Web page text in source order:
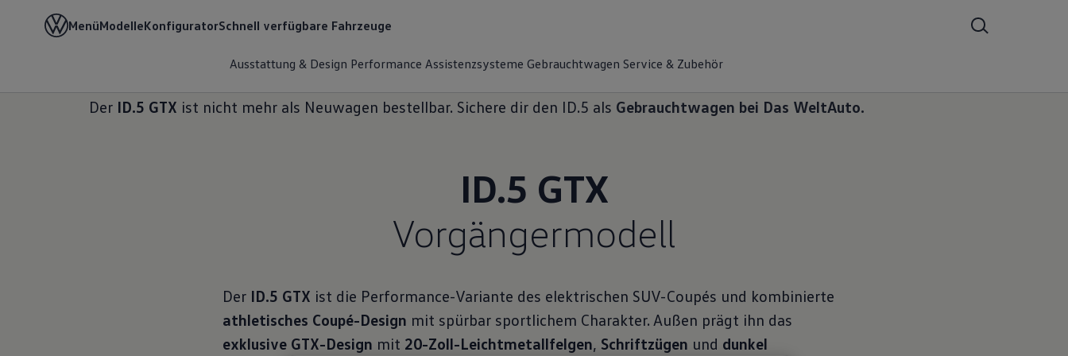
MenüModelleKonfiguratorSchnell verfügbare Fahrzeuge
Ausstattung & Design Performance Assistenz­systeme Gebrauchtwagen Service & Zubehör
Home Besitzer, Service & Zubehör Über dein Auto Vorgängermodelle
Der ID.5 GTX ist nicht mehr als Neuwagen bestellbar. Sichere dir den ID.5 als Gebrauchtwagen bei Das WeltAuto.
Vorgänger­modell
Der ID.5 GTX ist die Performance-Variante des elektrischen SUV-Coupés und kombinierte
athletisches Coupé-Design mit spürbar sportlichem Charakter. Außen prägt ihn das
exklusive GTX-Design mit 20-Zoll-Leichtmetallfelgen, Schriftzügen und dunkel